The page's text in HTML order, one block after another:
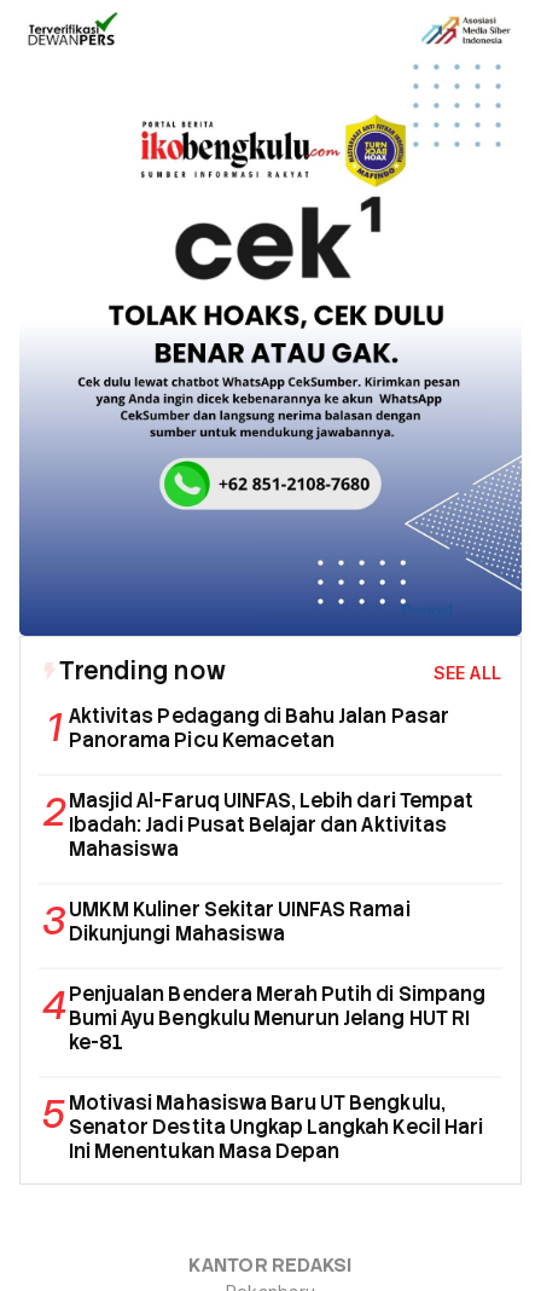
Trending now SEE ALL
1 Aktivitas Pedagang di Bahu Jalan Pasar
Panorama Picu Kemacetan
2Masjid Al-Faruq UINFAS, Lebih dari Tempat
Ibadah: Jadi Pusat Belajar dan Aktivitas
Mahasiswa
3UMKM Kuliner Sekitar UINFAS Ramai
Dikunjungi Mahasiswa
4Penjualan Bendera Merah Putih di Simpang
Bumi Ayu Bengkulu Menurun Jelang HUT RI
ke-81
5Motivasi Mahasiswa Baru UT Bengkulu,
Senator Destita Ungkap Langkah Kecil Hari
Ini Menentukan Masa Depan
KANTOR REDAKSI